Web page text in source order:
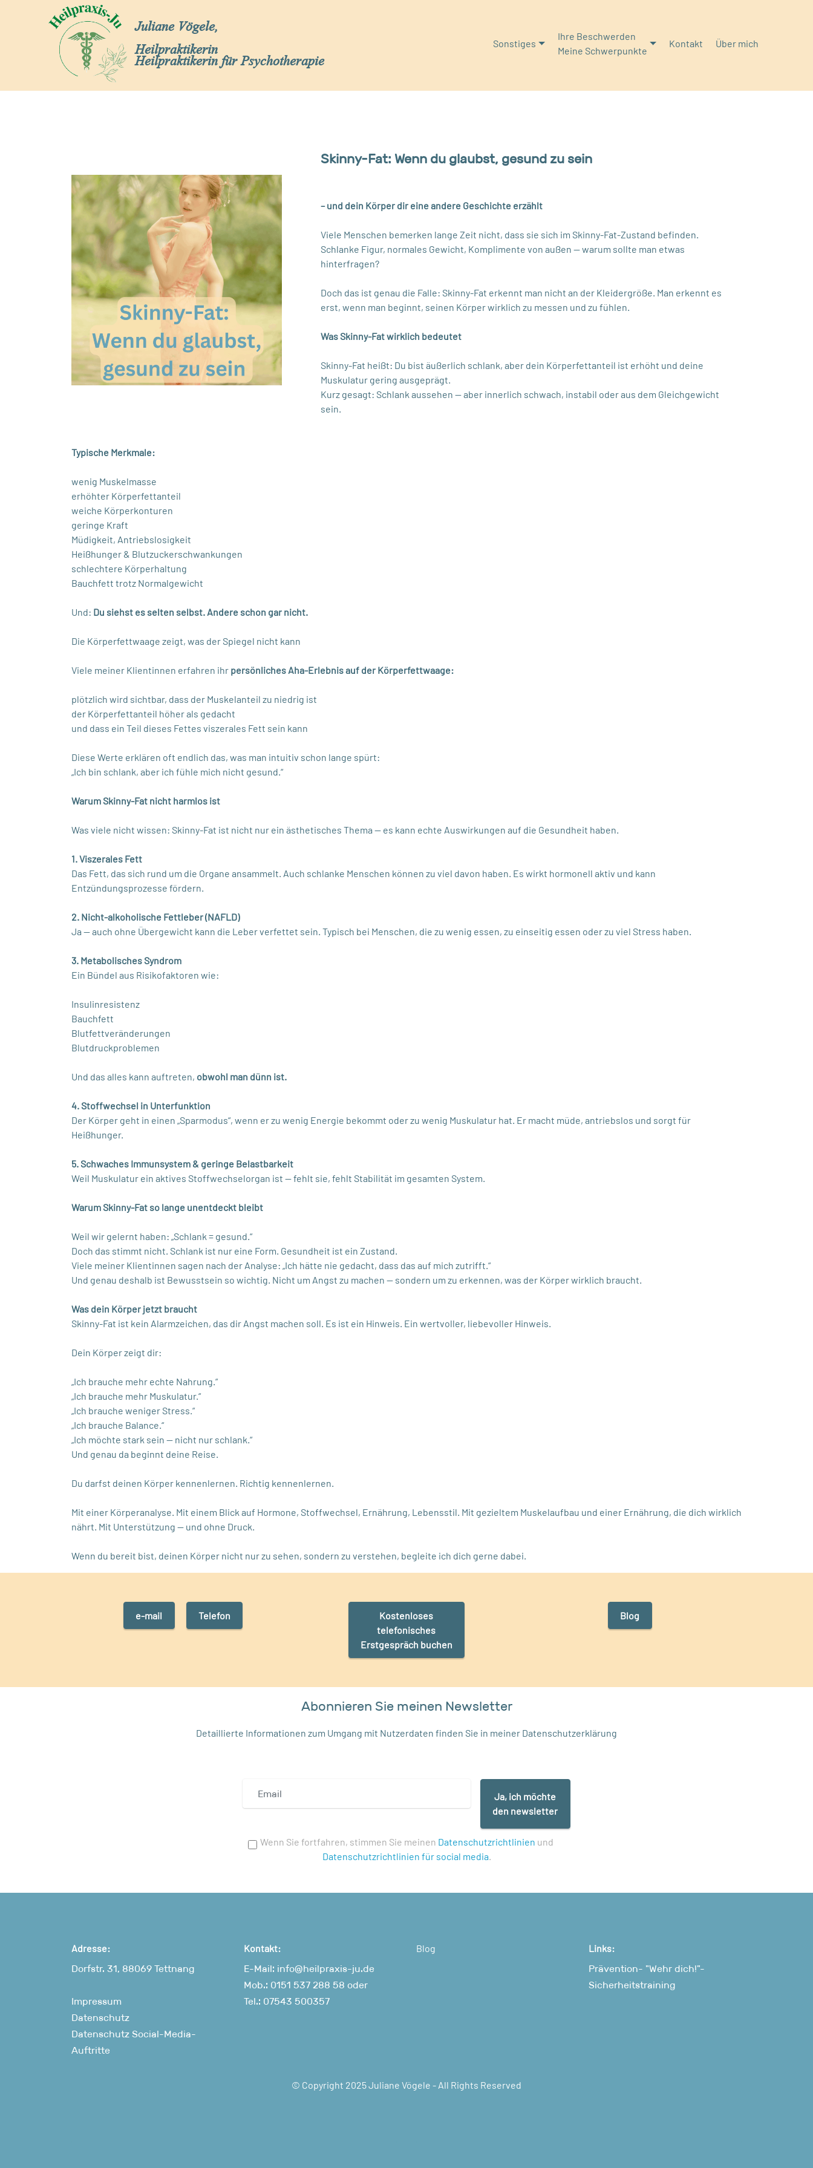
Juliane Vögele,
Heilpraktikerin
Heilpraktikerin für Psychotherapie
Sonstiges
Ihre Beschwerden
Meine Schwerpunkte
Kontakt Über mich
Skinny-Fat: Wenn du glaubst, gesund zu sein
– und dein Körper dir eine andere Geschichte erzählt
Viele Menschen bemerken lange Zeit nicht, dass sie sich im Skinny-Fat-Zustand befinden.
Schlanke Figur, normales Gewicht, Komplimente von außen — warum sollte man etwas
hinterfragen?
Doch das ist genau die Falle: Skinny-Fat erkennt man nicht an der Kleidergröße. Man erkennt es
erst, wenn man beginnt, seinen Körper wirklich zu messen und zu fühlen.
Was Skinny-Fat wirklich bedeutet
Skinny-Fat heißt: Du bist äußerlich schlank, aber dein Körperfettanteil ist erhöht und deine
Muskulatur gering ausgeprägt.
Kurz gesagt: Schlank aussehen — aber innerlich schwach, instabil oder aus dem Gleichgewicht
sein.
Typische Merkmale:
wenig Muskelmasse
erhöhter Körperfettanteil
weiche Körperkonturen
geringe Kraft
Müdigkeit, Antriebslosigkeit
Heißhunger & Blutzuckerschwankungen
schlechtere Körperhaltung
Bauchfett trotz Normalgewicht
Und: Du siehst es selten selbst. Andere schon gar nicht.
Die Körperfettwaage zeigt, was der Spiegel nicht kann
Viele meiner Klientinnen erfahren ihr persönliches Aha-Erlebnis auf der Körperfettwaage:
plötzlich wird sichtbar, dass der Muskelanteil zu niedrig ist
der Körperfettanteil höher als gedacht
und dass ein Teil dieses Fettes viszerales Fett sein kann
Diese Werte erklären oft endlich das, was man intuitiv schon lange spürt:
„Ich bin schlank, aber ich fühle mich nicht gesund.“
Warum Skinny-Fat nicht harmlos ist
Was viele nicht wissen: Skinny-Fat ist nicht nur ein ästhetisches Thema — es kann echte Auswirkungen auf die Gesundheit haben.
1. Viszerales Fett
Das Fett, das sich rund um die Organe ansammelt. Auch schlanke Menschen können zu viel davon haben. Es wirkt hormonell aktiv und kann
Entzündungsprozesse fördern.
2. Nicht-alkoholische Fettleber (NAFLD)
Ja — auch ohne Übergewicht kann die Leber verfettet sein. Typisch bei Menschen, die zu wenig essen, zu einseitig essen oder zu viel Stress haben.
3. Metabolisches Syndrom
Ein Bündel aus Risikofaktoren wie:
Insulinresistenz
Bauchfett
Blutfettveränderungen
Blutdruckproblemen
Und das alles kann auftreten, obwohl man dünn ist.
4. Stoffwechsel in Unterfunktion
Der Körper geht in einen „Sparmodus“, wenn er zu wenig Energie bekommt oder zu wenig Muskulatur hat. Er macht müde, antriebslos und sorgt für
Heißhunger.
5. Schwaches Immunsystem & geringe Belastbarkeit
Weil Muskulatur ein aktives Stoffwechselorgan ist — fehlt sie, fehlt Stabilität im gesamten System.
Warum Skinny-Fat so lange unentdeckt bleibt
Weil wir gelernt haben: „Schlank = gesund.“
Doch das stimmt nicht. Schlank ist nur eine Form. Gesundheit ist ein Zustand.
Viele meiner Klientinnen sagen nach der Analyse: „Ich hätte nie gedacht, dass das auf mich zutrifft.“
Und genau deshalb ist Bewusstsein so wichtig. Nicht um Angst zu machen — sondern um zu erkennen, was der Körper wirklich braucht.
Was dein Körper jetzt braucht
Skinny-Fat ist kein Alarmzeichen, das dir Angst machen soll. Es ist ein Hinweis. Ein wertvoller, liebevoller Hinweis.
Dein Körper zeigt dir:
„Ich brauche mehr echte Nahrung.“
„Ich brauche mehr Muskulatur.“
„Ich brauche weniger Stress.“
„Ich brauche Balance.“
„Ich möchte stark sein — nicht nur schlank.“
Und genau da beginnt deine Reise.
Du darfst deinen Körper kennenlernen. Richtig kennenlernen.
Mit einer Körperanalyse. Mit einem Blick auf Hormone, Stoffwechsel, Ernährung, Lebensstil. Mit gezieltem Muskelaufbau und einer Ernährung, die dich wirklich
nährt. Mit Unterstützung — und ohne Druck.
Wenn du bereit bist, deinen Körper nicht nur zu sehen, sondern zu verstehen, begleite ich dich gerne dabei.
e-mail Telefon
Kostenloses
telefonisches
Erstgespräch buchen
Blog
Abonnieren Sie meinen Newsletter
Detaillierte Informationen zum Umgang mit Nutzerdaten finden Sie in meiner Datenschutzerklärung
Ja, ich möchte
den newsletter
Wenn Sie fortfahren, stimmen Sie meinen Datenschutzrichtlinien und
Datenschutzrichtlinien für social media.
Adresse:
Dorfstr. 31, 88069 Tettnang
Impressum
Datenschutz
Datenschutz Social-Media-
Auftritte
Kontakt:
E-Mail: info@heilpraxis-ju.de
Mob.: 0151 537 288 58 oder
Tel.: 07543 500357
Blog
Links:
Prävention- "Wehr dich!"-
Sicherheitstraining
© Copyright 2025 Juliane Vögele - All Rights Reserved